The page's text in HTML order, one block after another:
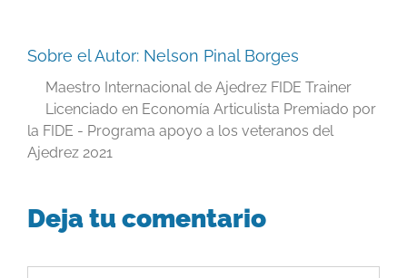
Sobre el Autor: Nelson Pinal Borges
Maestro Internacional de Ajedrez FIDE Trainer
Licenciado en Economía Articulista Premiado por
la FIDE - Programa apoyo a los veteranos del
Ajedrez 2021
Deja tu comentario